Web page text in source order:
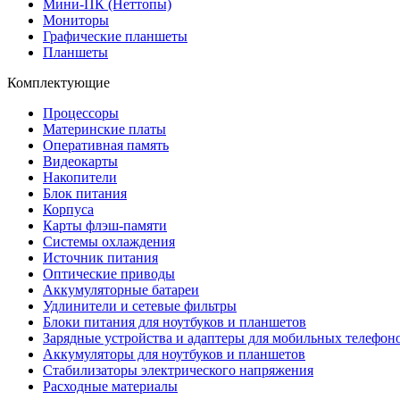
Мини-ПК (Неттопы)
Мониторы
Графические планшеты
Планшеты
Комплектующие
Процессоры
Материнские платы
Оперативная память
Видеокарты
Накопители
Блок питания
Корпуса
Карты флэш-памяти
Системы охлаждения
Источник питания
Оптические приводы
Аккумуляторные батареи
Удлинители и сетевые фильтры
Блоки питания для ноутбуков и планшетов
Зарядные устройства и адаптеры для мобильных
Аккумуляторы для ноутбуков и планшетов
Стабилизаторы электрического напряжения
Расходные материалы